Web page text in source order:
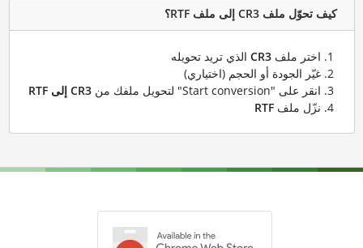
كيف تحوّل ملف CR3 إلى ملف RTF؟
اختر ملف CR3الذي تريد تحويله
غيّر الجودة أو الحجم (اختياري)
انقر على "Start conversion" لتحويل ملفك من
CR3 إلى RTF
نزّل ملف RTF